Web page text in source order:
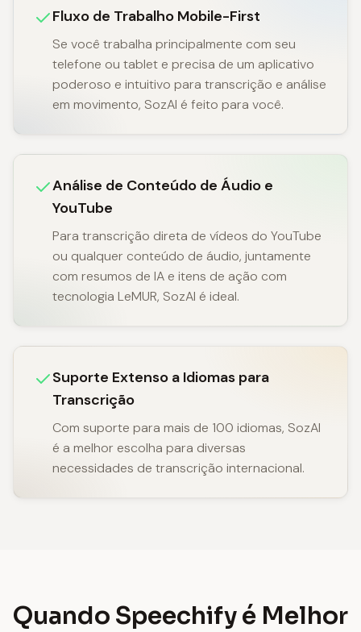
Fluxo de Trabalho Mobile-First
Se você trabalha principalmente com seu
telefone ou tablet e precisa de um aplicativo
poderoso e intuitivo para transcrição e análise
em movimento, SozAI é feito para você.
Análise de Conteúdo de Áudio e
YouTube
Para transcrição direta de vídeos do YouTube
ou qualquer conteúdo de áudio, juntamente
com resumos de IA e itens de ação com
tecnologia LeMUR, SozAI é ideal.
Suporte Extenso a Idiomas para
Transcrição
Com suporte para mais de 100 idiomas, SozAI
é a melhor escolha para diversas
necessidades de transcrição internacional.
Quando Speechify é Melhor